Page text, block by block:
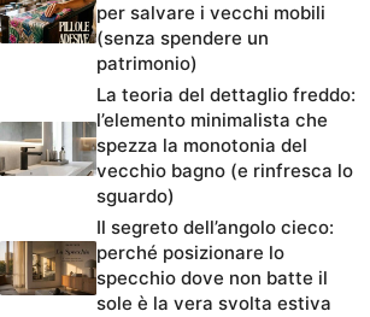
per salvare i vecchi mobili
(senza spendere un
patrimonio)
La teoria del dettaglio freddo:
l’elemento minimalista che
spezza la monotonia del
vecchio bagno (e rinfresca lo
sguardo)
Il segreto dell’angolo cieco:
perché posizionare lo
specchio dove non batte il
sole è la vera svolta estiva